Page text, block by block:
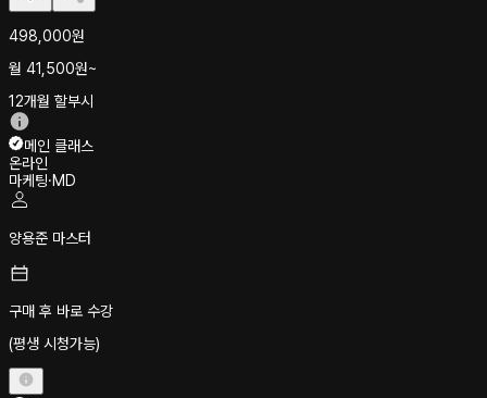
498,000원
월 41,500원~
12개월 할부시
메인 클래스
온라인
마케팅·MD
양용준 마스터
구매 후 바로 수강
(평생 시청가능)